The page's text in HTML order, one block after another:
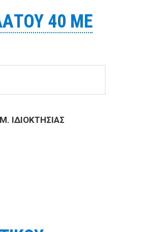
40 ΜΕ
ΙΔΙΟΚΤΗΣΙΑΣ